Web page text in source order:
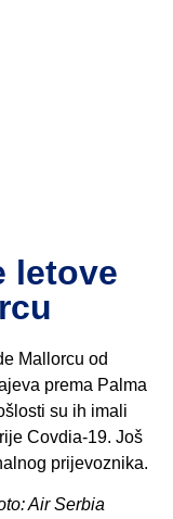
letove
Mallorcu od
prema Palma
su ih imali
Covdia-19. Još
prijevoznika.
Air Serbia